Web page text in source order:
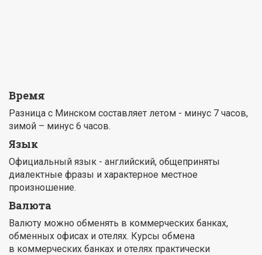
Время
Разница с Минском составляет летом - минус 7 часов,
зимой – минус 6 часов.
Язык
Официальный язык - английский, общеприняты
диалектные фразы и характерное местное
произношение.
Валюта
Валюту можно обменять в коммерческих банках,
обменных офисах и отелях. Курсы обмена
в коммерческих банках и отелях практически